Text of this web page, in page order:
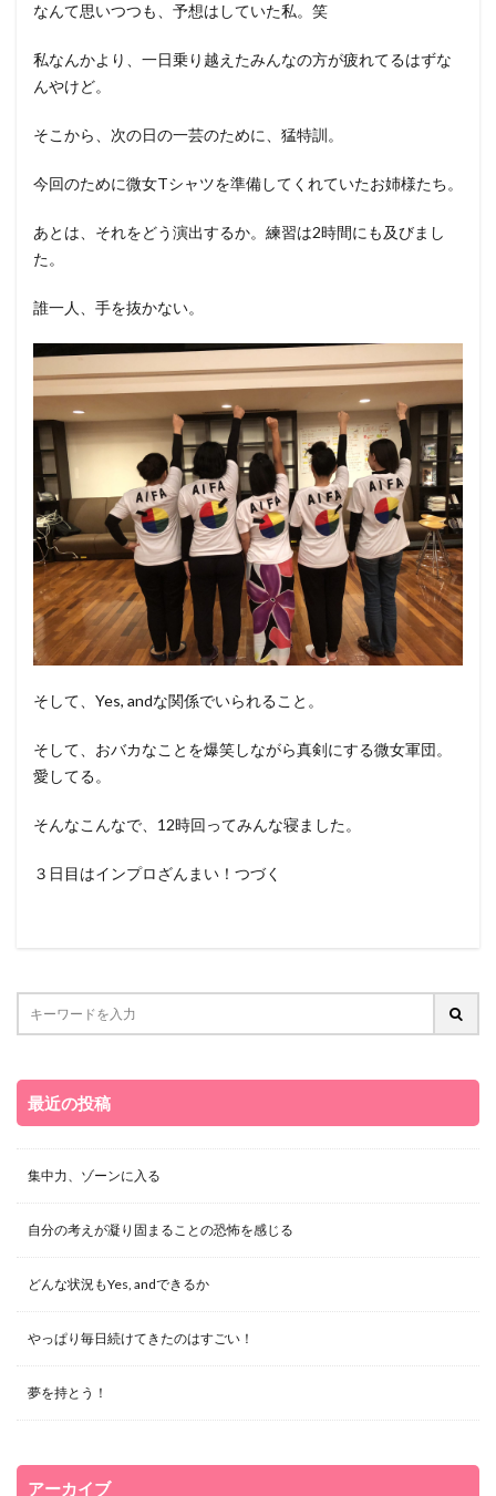
なんて思いつつも、予想はしていた私。笑
私なんかより、一日乗り越えたみんなの方が疲れてるはずな
んやけど。
そこから、次の日の一芸のために、猛特訓。
今回のために微女Tシャツを準備してくれていたお姉様たち。
あとは、それをどう演出するか。練習は2時間にも及びまし
た。
誰一人、手を抜かない。
そして、Yes, andな関係でいられること。
そして、おバカなことを爆笑しながら真剣にする微女軍団。
愛してる。
そんなこんなで、12時回ってみんな寝ました。
３日目はインプロざんまい！つづく
最近の投稿
集中力、ゾーンに入る
自分の考えが凝り固まることの恐怖を感じる
どんな状況もYes, andできるか
やっぱり毎日続けてきたのはすごい！
夢を持とう！
アーカイブ